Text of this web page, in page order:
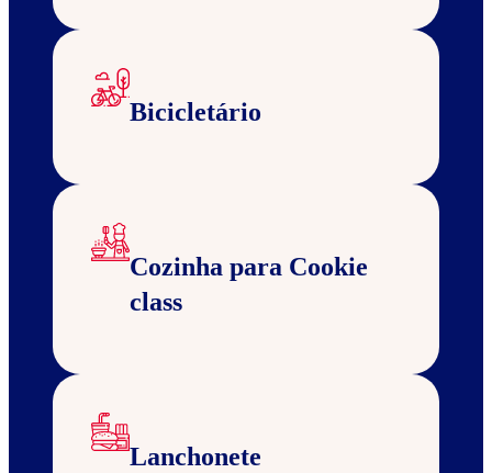
Bicicletário
Cozinha para Cookie
class
Lanchonete